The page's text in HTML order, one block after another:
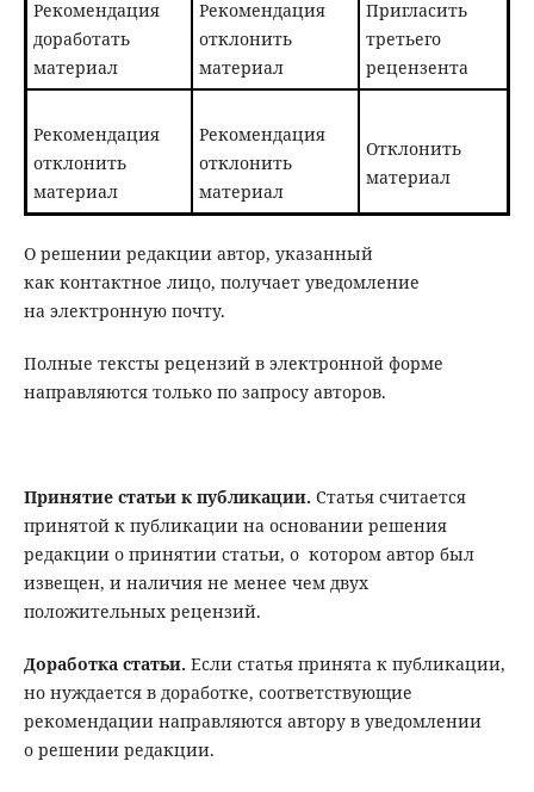
Рекомендация
доработать
материал
Рекомендация
отклонить
материал
Пригласить
третьего
рецензента
Рекомендация
отклонить
материал
Рекомендация
отклонить
материал
Отклонить
материал
О решении редакции автор, указанный
как контактное лицо, получает уведомление
на электронную почту.
Полные тексты рецензий в электронной форме
направляются только по запросу авторов.
Принятие статьи к публикации. Статья считается
принятой к публикации на основании решения
редакции о принятии статьи, о котором автор был
извещен, и наличия не менее чем двух
положительных рецензий.
Доработка статьи. Если статья принята к публикации,
но нуждается в доработке, соответствующие
рекомендации направляются автору в уведомлении
о решении редакции.